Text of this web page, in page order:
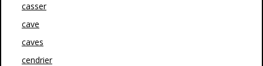
casser
cave
caves
cendrier